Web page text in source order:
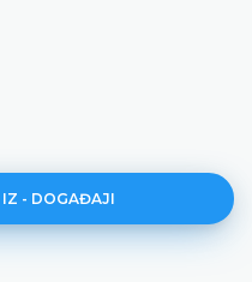
IZ - DOGAĐAJI